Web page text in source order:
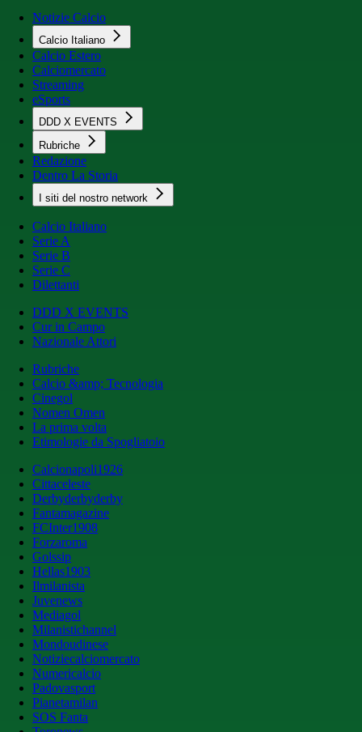
Notizie Calcio
Calcio Italiano
Calcio Estero
Calciomercato
Streaming
eSports
DDD X EVENTS
Rubriche
Redazione
Dentro La Storia
I siti del nostro network
Calcio Italiano
Serie A
Serie B
Serie C
Dilettanti
DDD X EVENTS
Cur in Campo
Nazionale Attori
Rubriche
Calcio &amp; Tecnologia
Cinegol
Nomen Omen
La prima volta
Etimologie da Spogliatoio
Calcionapoli1926
Cittaceleste
Derbyderbyderby
Fantamagazine
FCInter1908
Forzaroma
Golssip
Hellas1903
Ilmilanista
Juvenews
Mediagol
Milanistichannel
Mondoudinese
Notiziecalciomercato
Numericalcio
Padovasport
Pianetamilan
SOS Fanta